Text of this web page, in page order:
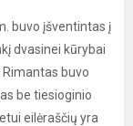
buvo įšventintas į
dvasinei kūrybai
buvo
be tiesioginio
eilėraščių yra